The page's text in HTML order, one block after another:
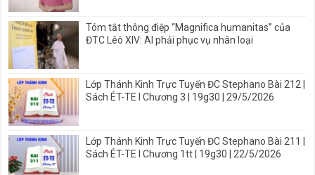
Tóm tắt thông điệp “Magnifica humanitas” của
ĐTC Lêô XIV: AI phải phục vụ nhân loại
Lớp Thánh Kinh Trực Tuyến ĐC Stephano Bài 212 |
Sách ÉT-TE I Chương 3 | 19g30 | 29/5/2026
Lớp Thánh Kinh Trực Tuyến ĐC Stephano Bài 211 |
Sách ÉT-TE I Chương 1tt | 19g30 | 22/5/2026